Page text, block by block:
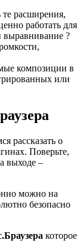
те расширения,
работать для
выравнивание ?
композиции в
или
рассказать о
Поверьте,
выходе –
можно на
безопасно
которое